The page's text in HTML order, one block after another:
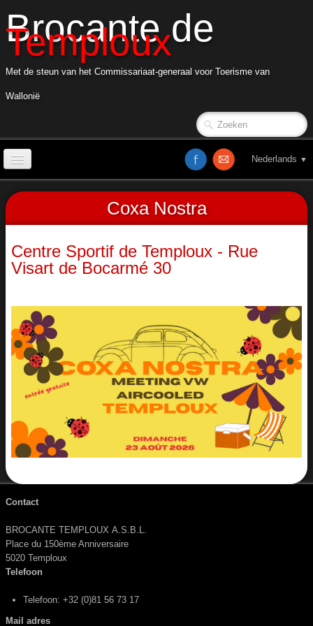
Brocante de
Temploux
Met de steun van het Commissariaat-generaal voor Toerisme van
Wallonië
Nederlands ▼
Onthaal
Cox
Aviateurs
Winkel
Wij
Foto's
Wegbeschrijving
Camping
Boeking
Coxa Nostra
​Centre Sportif de Temploux - Rue
Visart de Bocarmé 30
Contact
BROCANTE TEMPLOUX A.S.B.L.
Place du 150ème Anniversaire
5020 Temploux
Telefoon
Telefoon: +32 (0)81 56 73 17
Mail adres